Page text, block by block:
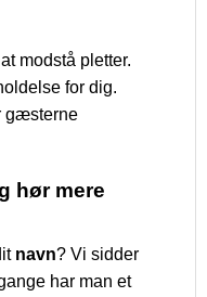
modstå pletter.
for dig.
gæsterne
hør mere
navn? Vi sidder
har man et